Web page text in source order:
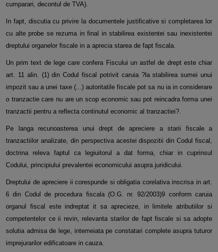
cumparari, decontul de TVA).
In fapt, discutia cu privire la documentele justificative si completarea lor
cu alte probe se rezuma in final in stabilirea existentei sau inexistentei
dreptului organelor fiscale in a aprecia starea de fapt fiscala.
Un prim text de lege care confera Fiscului un astfel de drept este chiar
art. 11 alin. (1) din Codul fiscal potrivit caruia ?la stabilirea sumei unui
impozit sau a unei taxe (...) autoritatile fiscale pot sa nu ia in considerare
o tranzactie care nu are un scop economic sau pot reincadra forma unei
tranzactii pentru a reflecta continutul economic al tranzactiei?.
Pe langa recunoasterea unui drept de apreciere a starii fiscale a
tranzactiilor analizate, din perspectiva acestei dispozitii din Codul fiscal,
doctrina releva faptul ca legiuitorul a dat forma, chiar in cuprinsul
Codului, principiului prevalentei economicului asupra juridicului.
Dreptului de apreciere ii corespunde si obligatia corelativa inscrisa in art.
6 din Codul de procedura fiscala (O.G. nr. 92/2003)9 conform caruia
organul fiscal este indreptat it sa aprecieze, in limitele atributiilor si
competentelor ce ii revin, relevanta starilor de fapt fiscale si sa adopte
solutia admisa de lege, intemeiata pe constatari complete asupra tuturor
imprejurarilor edificatoare in cauza.